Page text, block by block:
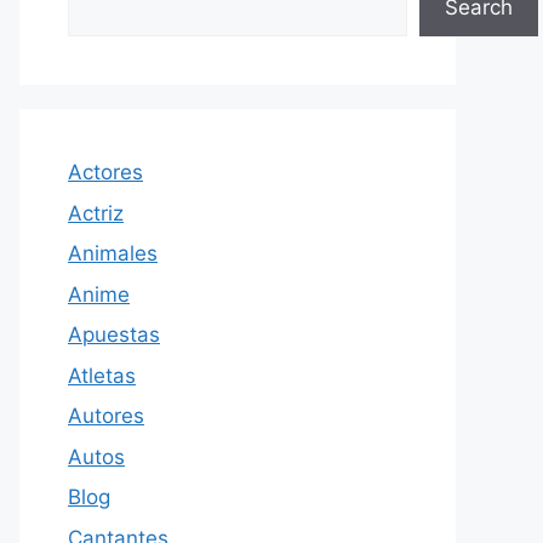
Search
Actores
Actriz
Animales
Anime
Apuestas
Atletas
Autores
Autos
Blog
Cantantes